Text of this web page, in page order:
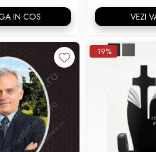
IN COS VEZI
-19%